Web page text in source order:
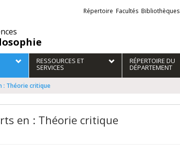
Liens
externes
Répertoire Facultés Bibliothèques
RESSOURCES ET
SERVICES
RÉPERTOIRE DU
DÉPARTEMENT
: Théorie critique
en : Théorie critique